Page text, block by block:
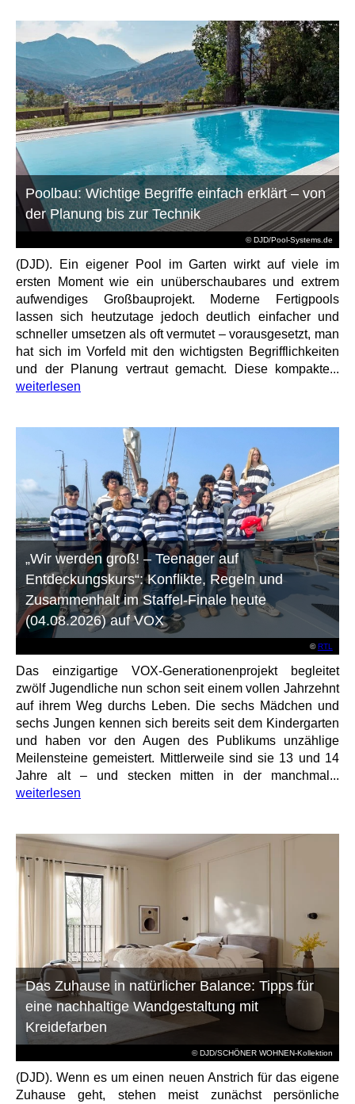
© DJD/Pool-Systems.de
Poolbau: Wichtige Begriffe einfach erklärt – von
der Planung bis zur Technik
(DJD). Ein eigener Pool im Garten wirkt auf viele im
ersten Moment wie ein unüberschaubares und extrem
aufwendiges Großbauprojekt. Moderne Fertigpools
lassen sich heutzutage jedoch deutlich einfacher und
schneller umsetzen als oft vermutet – vorausgesetzt, man
hat sich im Vorfeld mit den wichtigsten Begrifflichkeiten
und der Planung vertraut gemacht. Diese kompakte...
weiterlesen
©RTL
„Wir werden groß! – Teenager auf
Entdeckungskurs“: Konflikte, Regeln und
Zusammenhalt im Staffel-Finale heute
(04.08.2026) auf VOX
Das einzigartige VOX-Generationenprojekt begleitet
zwölf Jugendliche nun schon seit einem vollen Jahrzehnt
auf ihrem Weg durchs Leben. Die sechs Mädchen und
sechs Jungen kennen sich bereits seit dem Kindergarten
und haben vor den Augen des Publikums unzählige
Meilensteine gemeistert. Mittlerweile sind sie 13 und 14
Jahre alt – und stecken mitten in der manchmal...
weiterlesen
© DJD/SCHÖNER WOHNEN-Kollektion
Das Zuhause in natürlicher Balance: Tipps für
eine nachhaltige Wandgestaltung mit
Kreidefarben
(DJD). Wenn es um einen neuen Anstrich für das eigene
Zuhause geht, stehen meist zunächst persönliche